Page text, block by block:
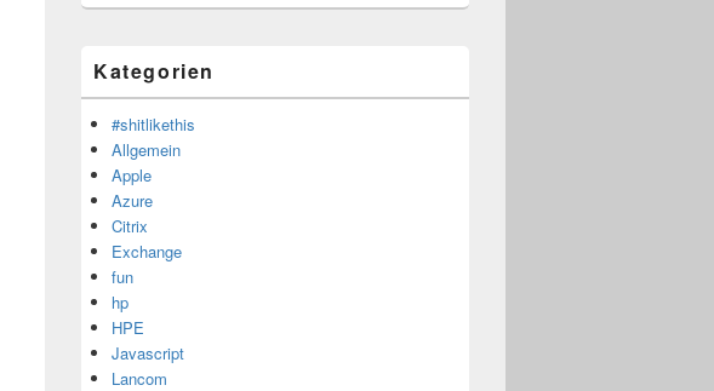
Kategorien
#shitlikethis
Allgemein
Apple
Azure
Citrix
Exchange
fun
hp
HPE
Javascript
Lancom